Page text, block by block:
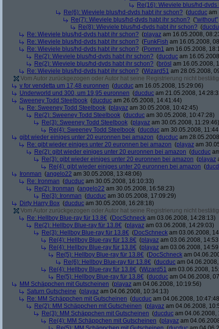
Re(16): Wieviele blus/hd-
Re(6): Wieviele blus/hd-dvds habt ihr schon? (ducduc am
Re(7): Wieviele blus/hd-dvds habt ihr schon? ("without"
Re(8): Wieviele blus/hd-dvds habt ihr schon? (
Re: Wieviele blus/hd-dvds habt ihr schon? (playaz am 16.05.2008,
Re: Wieviele blus/hd-dvds habt ihr schon? (FunkFish am 16.05.2008,
Re: Wieviele blus/hd-dvds habt ihr schon? (Pomm1 am 16.05.2008,
Re(2): Wieviele blus/hd-dvds habt ihr schon? (ducduc am
Re(2): Wieviele blus/hd-dvds habt ihr schon? (brösl am 16.05.2008,
Re: Wieviele blus/hd-dvds habt ihr schon? (Wizard51 am 28.05.2008,
Vom Autor zurückgezogen oder Autor hat seine Registrierung nicht
v for vendetta um 17,48 euronnen (ducduc am 16.05.2008, 15:29:06)
Underworld und 300, um 19,95 euronnen (ducduc am 21.05.2008,
Sweeney Todd Steelbook (ducduc am 26.05.2008, 14:41:44)
Re: Sweeney Todd Steelbook (playaz am 30.05.2008, 10:42:45)
Re(2): Sweeney Todd Steelbook (ducduc am 30.05.2008, 10:47:28)
Re(3): Sweeney Todd Steelbook (playaz am 30.05.2008, 11:29:46)
Re(4): Sweeney Todd Steelbook (ducduc am 30.05.2008,
gibt wieder einiges unter 20 euronnen bei amazon (ducduc am
Re: gibt wieder einiges unter 20 euronnen bei amazon (playaz am
Re(2): gibt wieder einiges unter 20 euronnen bei amazon (ducduc
Re(3): gibt wieder einiges unter 20 euronnen bei amazon (playaz
Re(4): gibt wieder einiges unter 20 euronnen bei amazon (
Ironman (angelo22 am 30.05.2008, 13:48:06)
Re: Ironman (ducduc am 30.05.2008, 16:10:33)
Re(2): Ironman (angelo22 am 30.05.2008, 16:58:23)
Re(3): Ironman (ducduc am 30.05.2008, 17:09:29)
Dirty Harry Box (ducduc am 30.05.2008, 16:28:18)
Vom Autor zurückgezogen oder Autor hat seine Registrierung nicht
Re: Hellboy Blue-ray für 13.8€ (DocSchneck am 03.06.2008, 14:28:13)
Re(2): Hellboy Blue-ray für 13.8€ (playaz am 03.06.2008, 14:29:03)
Re(3): Hellboy Blue-ray für 13.8€ (DocSchneck am 03.06.2008,
Re(4): Hellboy Blue-ray für 13.8€ (playaz am 03.06.2008,
Re(4): Hellboy Blue-ray für 13.8€ (playaz am 03.06.2008,
Re(5): Hellboy Blue-ray für 13.8€ (DocSchneck am
Re(6): Hellboy Blue-ray für 13.8€ (ducduc am
Re(4): Hellboy Blue-ray für 13.8€ (Wizard51 am 03.06.2008,
Re(5): Hellboy Blue-ray für 13.8€ (ducduc am 04.06.2008,
MM Schäppchen mit Gutscheinen (playaz am 04.06.2008, 10:19:56)
Saturn Gutscheine (playaz am 04.06.2008, 10:34:13)
Re: MM Schäppchen mit Gutscheinen (ducduc am 04.06.2008,
Re(2): MM Schäppchen mit Gutscheinen (playaz am 04.06.2008,
Re(3): MM Schäppchen mit Gutscheinen (ducduc am 04.06.2008,
Re(4): MM Schäppchen mit Gutscheinen (playaz am